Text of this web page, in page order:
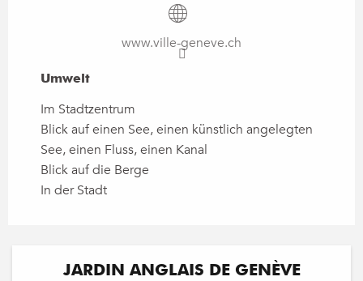
www.ville-geneve.ch
Umwelt
Umwelt
Im Stadtzentrum
Blick auf einen See, einen künstlich angelegten
See, einen Fluss, einen Kanal
Blick auf die Berge
In der Stadt
JARDIN ANGLAIS DE GENÈVE